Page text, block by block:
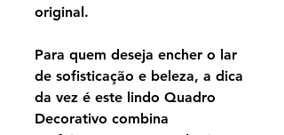
original.
Para quem deseja encher o lar
de sofisticação e beleza, a dica
da vez é este lindo Quadro
Decorativo combina